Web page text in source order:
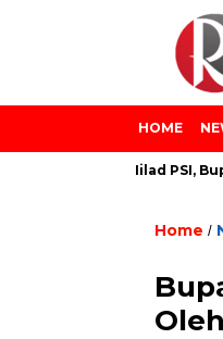
HOME
dan Milad PSI,
Home /